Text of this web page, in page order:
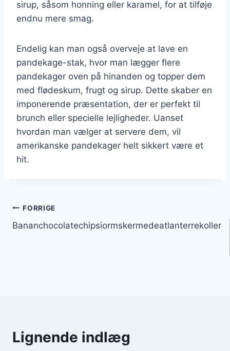
sirup, såsom honning eller karamel, for at tilføje
endnu mere smag.
Endelig kan man også overveje at lave en
pandekage-stak, hvor man lægger flere
pandekager oven på hinanden og topper dem
med flødeskum, frugt og sirup. Dette skaber en
imponerende præsentation, der er perfekt til
brunch eller specielle lejligheder. Uanset
hvordan man vælger at servere dem, vil
amerikanske pandekager helt sikkert være et
hit.
Indlægsnavigation
FORRIGE
Bananchocolatechipsiormskermedeatlanterrekoller
Lignende indlæg